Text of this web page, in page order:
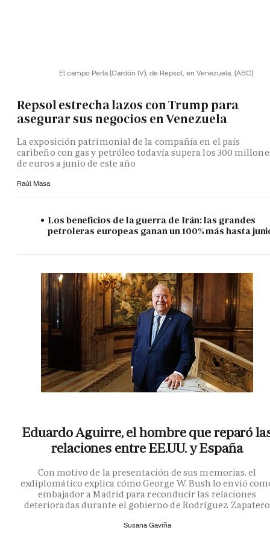
El campo Perla (Cardón IV), de Repsol, en Venezuela. (ABC)
Repsol estrecha lazos con Trump para
asegurar sus negocios en Venezuela
La exposición patrimonial de la compañía en el país
caribeño con gas y petróleo todavía supera los 300
de euros a junio de este año
Raúl Masa
Los beneficios de la guerra de Irán: las grandes
petroleras europeas ganan un 100% más hasta
Eduardo Aguirre, el hombre que reparó
relaciones entre EE.UU. y España
Con motivo de la presentación de sus memorias, el
exdiplomático explica cómo George W. Bush lo envió
embajador a Madrid para reconducir las relaciones
deterioradas durante el gobierno de Rodríguez Zapatero
Susana Gaviña